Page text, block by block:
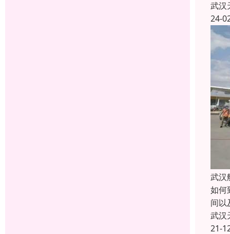
武汉
24-
武汉
如何
间
武汉
21-